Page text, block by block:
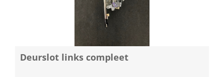
Deurslot links compleet